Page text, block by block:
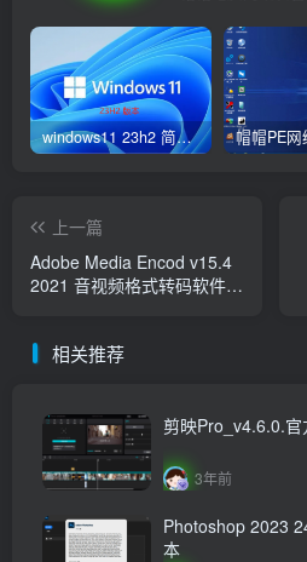
windows11 23h2 简体中文版64位 正式版
上一篇
Adobe Media Encod v15.4
2021 音视频格式转码软件免
相关推荐
剪映Pro_v4.6.0.
3年前
Photoshop 2023
本